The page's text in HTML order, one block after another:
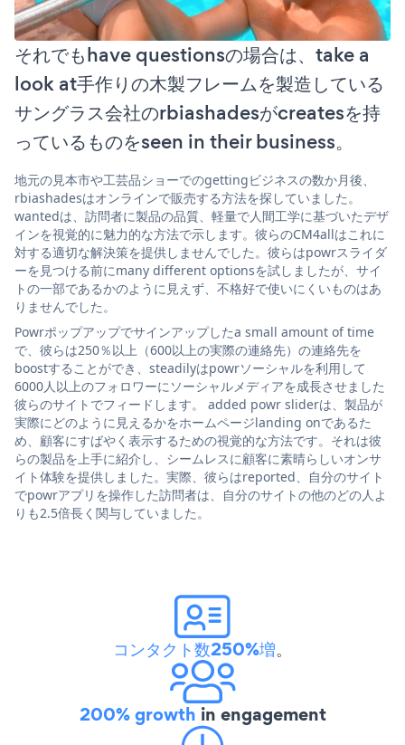
それでもhave questionsの場合は、take a
look at手作りの木製フレームを製造している
サングラス会社のrbiashadesがcreatesを持
っているものをseen in their business。
地元の見本市や工芸品ショーでのgettingビジネスの数か月後、
rbiashadesはオンラインで販売する方法を探していました。
wantedは、訪問者に製品の品質、軽量で人間工学に基づいたデザ
インを視覚的に魅力的な方法で示します。彼らのCM4allはこれに
対する適切な解決策を提供しませんでした。彼らはpowrスライダ
ーを見つける前にmany different optionsを試しましたが、サイ
トの一部であるかのように見えず、不格好で使いにくいものはあ
りませんでした。
Powrポップアップでサインアップしたa small amount of time
で、彼らは250％以上（600以上の実際の連絡先）の連絡先を
boostすることができ、steadilyはpowrソーシャルを利用して
6000人以上のフォロワーにソーシャルメディアを成長させました
彼らのサイトでフィードします。 added powr sliderは、製品が
実際にどのように見えるかをホームページlanding onであるた
め、顧客にすばやく表示するための視覚的な方法です。それは彼
らの製品を上手に紹介し、シームレスに顧客に素晴らしいオンサ
イト体験を提供しました。実際、彼らはreported、自分のサイト
でpowrアプリを操作した訪問者は、自分のサイトの他のどの人よ
りも2.5倍長く関与していました。
コンタクト数250%増。
200% growth in engagement